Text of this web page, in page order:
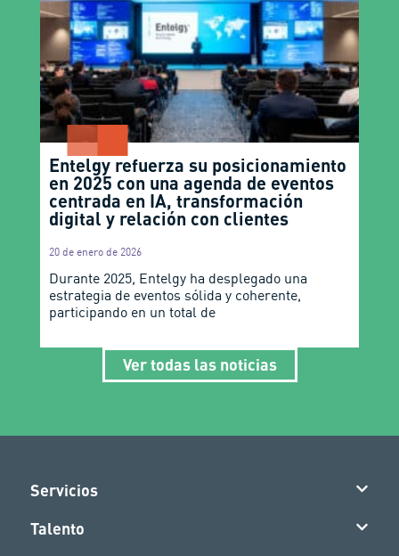
Entelgy refuerza su posicionamiento
en 2025 con una agenda de eventos
centrada en IA, transformación
digital y relación con clientes
20 de enero de 2026
Durante 2025, Entelgy ha desplegado una
estrategia de eventos sólida y coherente,
participando en un total de
Ver todas las noticias
Servicios
Talento